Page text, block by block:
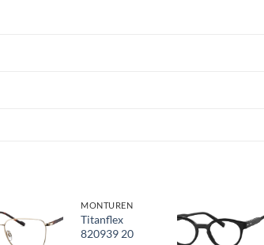
Toevoegen
MONTUREN
Titanflex
820939 20
Toevoegen